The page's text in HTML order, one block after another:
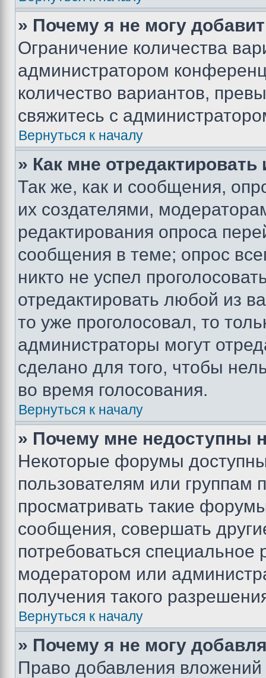
» Почему я не могу
Ограничение количества
администратором
количество вариантов,
свяжитесь с
Вернуться к началу
» Как мне
Так же, как и сообщения,
их создателями,
редактирования опроса
сообщения в теме; опрос
никто не успел
отредактировать любой из
то уже проголосовал, то
администраторы могут
сделано для того, чтобы
во время голосования.
Вернуться к началу
» Почему мне недоступны
Некоторые форумы
пользователям или группам
просматривать такие
сообщения, совершать
потребоваться
модератором или
получения такого
Вернуться к началу
» Почему я не могу
Право добавления